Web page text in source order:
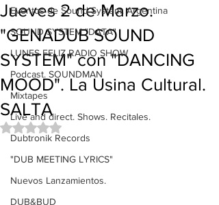
Eventos de Sound System. Argentina
SOUND SYSTEM "DATA"
LUNES FELIZ RADIO SHOW
Podcast. SOUNDMAN
Mixtapes
Live and direct. Shows. Recitales.
Dubtronik Records
"DUB MEETING LYRICS"
Nuevos Lanzamientos.
DUB&BUD
Jueves 2 de Marzo.
"GENADUB SOUND
SYSTEM" con "DANCING
MOOD". La Usina Cultural.
SALTA
Obtuvo NaN de 5 estrellas.